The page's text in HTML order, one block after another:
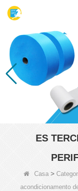
ES
Casa>
acondicionamento